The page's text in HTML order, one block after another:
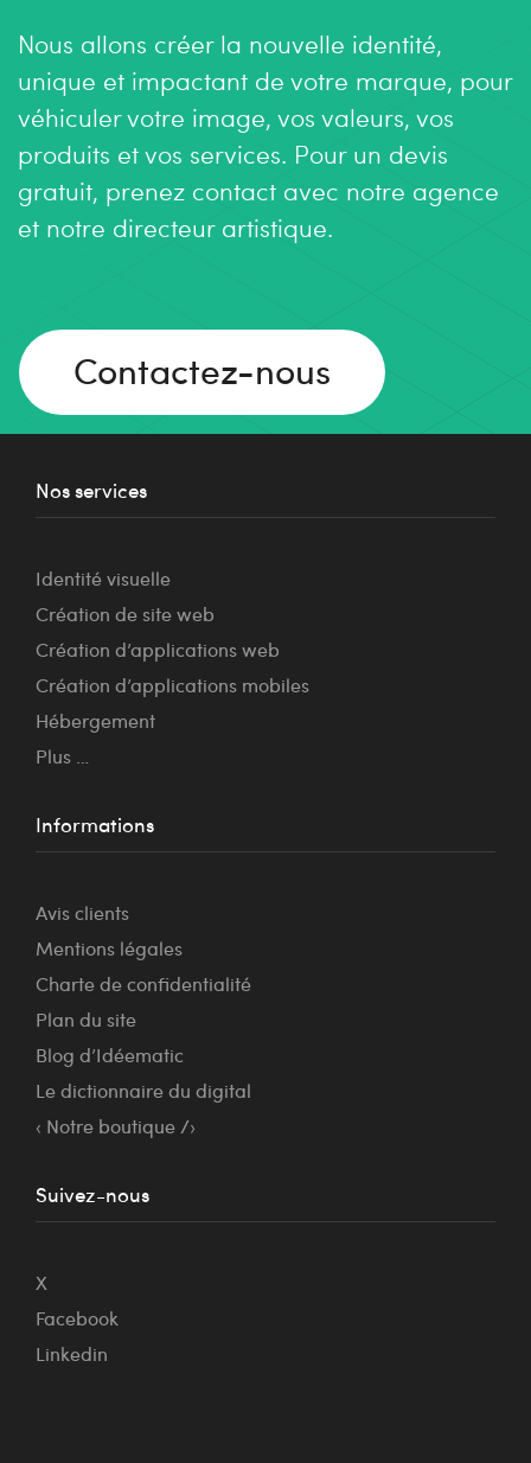
Nous allons créer la nouvelle identité,
unique et impactant de votre marque, pour
véhiculer votre image, vos valeurs, vos
produits et vos services. Pour un devis
gratuit, prenez contact avec notre agence
et notre directeur artistique.
Contactez-nous
Nos services
Identité visuelle
Création de site web
Création d’applications web
Création d’applications mobiles
Hébergement
Plus …
Informations
Avis clients
Mentions légales
Charte de confidentialité
Plan du site
Blog d’Idéematic
Le dictionnaire du digital
‹ Notre boutique /›
Suivez-nous
X
Facebook
Linkedin